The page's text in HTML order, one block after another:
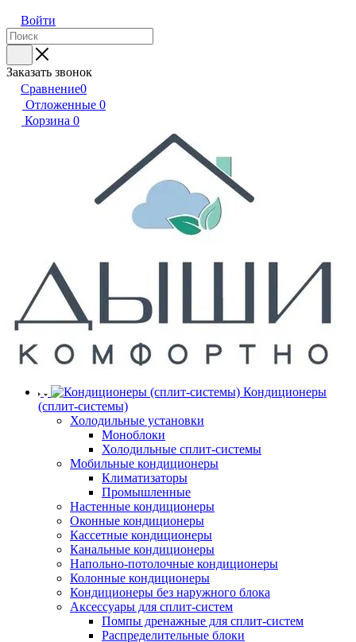
Войти
Заказать звонок
Сравнение0
Отложенные 0
Корзина 0
Кондиционеры
(сплит-системы)
Холодильные установки
Моноблоки
Холодильные сплит-системы
Мобильные кондиционеры
Климатизаторы
Промышленные
Настенные кондиционеры
Оконные кондиционеры
Кассетные кондиционеры
Канальные кондиционеры
Напольно-потолочные кондиционеры
Колонные кондиционеры
Кондиционеры без наружного блока
Аксессуары для сплит-систем
Помпы дренажные для сплит-систем
Распределительные блоки